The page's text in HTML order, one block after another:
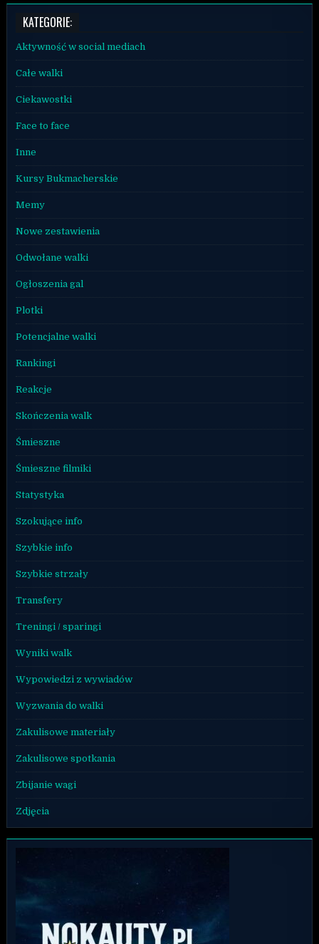
KATEGORIE:
Aktywność w social mediach
Całe walki
Ciekawostki
Face to face
Inne
Kursy Bukmacherskie
Memy
Nowe zestawienia
Odwołane walki
Ogłoszenia gal
Plotki
Potencjalne walki
Rankingi
Reakcje
Skończenia walk
Śmieszne
Śmieszne filmiki
Statystyka
Szokujące info
Szybkie info
Szybkie strzały
Transfery
Treningi / sparingi
Wyniki walk
Wypowiedzi z wywiadów
Wyzwania do walki
Zakulisowe materiały
Zakulisowe spotkania
Zbijanie wagi
Zdjęcia